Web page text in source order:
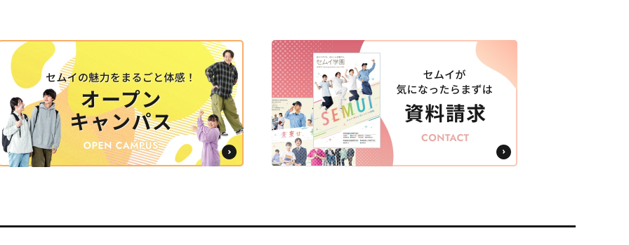
東海歯科医療 東海医療工学
専門学校
CLOSE
東海歯科医療 東海医療工学
専門学校
CLOSE
東海歯科医療 東海医療工学
専門学校
CLOSE
東海歯科医療 東海医療工学
専門学校
CLOSE